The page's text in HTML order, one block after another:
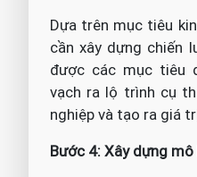
Dựa trên mục tiêu
cần xây dựng chiến
được các mục tiêu
vạch ra lộ trình cụ
nghiệp và tạo ra giá
Bước 4: Xây dựng